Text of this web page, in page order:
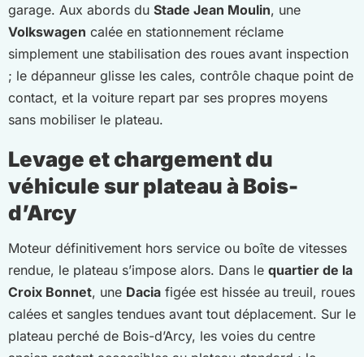
garage. Aux abords du Stade Jean Moulin, une
Volkswagen calée en stationnement réclame
simplement une stabilisation des roues avant inspection
; le dépanneur glisse les cales, contrôle chaque point de
contact, et la voiture repart par ses propres moyens
sans mobiliser le plateau.
Levage et chargement du
véhicule sur plateau à Bois-
d’Arcy
Moteur définitivement hors service ou boîte de vitesses
rendue, le plateau s’impose alors. Dans le quartier de la
Croix Bonnet, une Dacia figée est hissée au treuil, roues
calées et sangles tendues avant tout déplacement. Sur le
plateau perché de Bois-d’Arcy, les voies du centre